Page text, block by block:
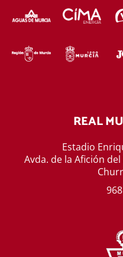
REAL
Estadio
Avda. de la Afición del